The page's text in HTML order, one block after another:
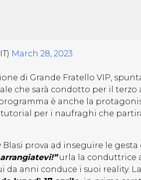
March 28, 2023
di Grande Fratello VIP,
che sarà condotto per il terzo
è anche la
per i naufraghi che
prova ad inseguire le gesta
urla la conduttrice
anni conduce i suoi reality. La